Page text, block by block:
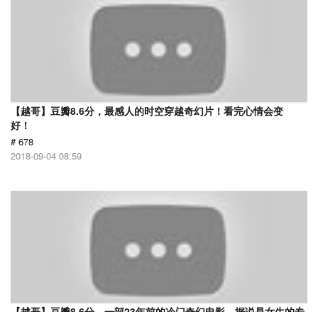
【越哥】豆瓣8.6分，最感人的时空穿越奇幻片！看完心情会变
好！
# 678
2018-09-04 08:59